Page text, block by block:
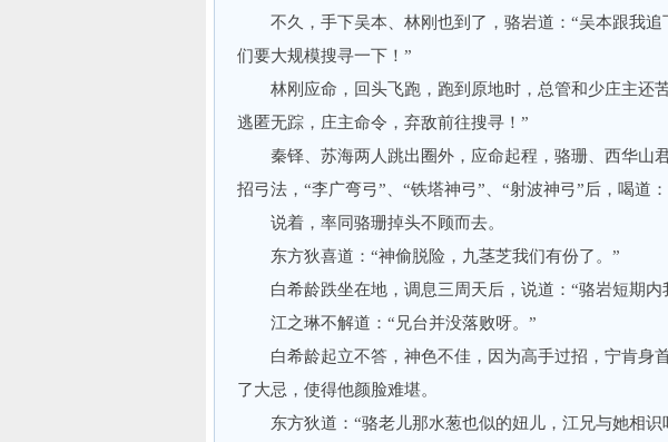
不久，手下吴本、林刚也到了，骆岩道：“吴本跟我追
们要大规模搜寻一下！”
林刚应命，回头飞跑，跑到原地时，总管和少庄主还
逃匿无踪，庄主命令，弃敌前往搜寻！”
秦铎、苏海两人跳出圈外，应命起程，骆珊、西华山
招弓法，“李广弯弓”、“铁塔神弓”、“射波神弓”后，喝道
说着，率同骆珊掉头不顾而去。
东方狄喜道：“神偷脱险，九茎芝我们有份了。”
白希龄跌坐在地，调息三周天后，说道：“骆岩短期内
江之琳不解道：“兄台并没落败呀。”
白希龄起立不答，神色不佳，因为高手过招，宁肯身
了大忌，使得他颜脸难堪。
东方狄道：“骆老儿那水葱也似的妞儿，江兄与她相识